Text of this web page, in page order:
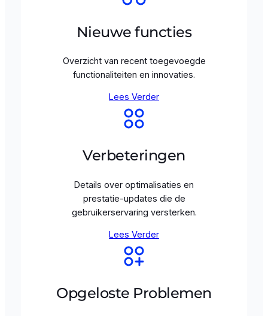
Nieuwe functies
Overzicht van recent toegevoegde
functionaliteiten en innovaties.
Lees Verder
Verbeteringen
Details over optimalisaties en
prestatie-updates die de
gebruikerservaring versterken.
Lees Verder
Opgeloste Problemen